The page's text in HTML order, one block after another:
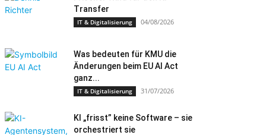
Transfer
IT & Digitalisierung 04/08/2026
Was bedeuten für KMU die
Änderungen beim EU AI Act
ganz...
IT & Digitalisierung 31/07/2026
KI „frisst” keine Software – sie
orchestriert sie